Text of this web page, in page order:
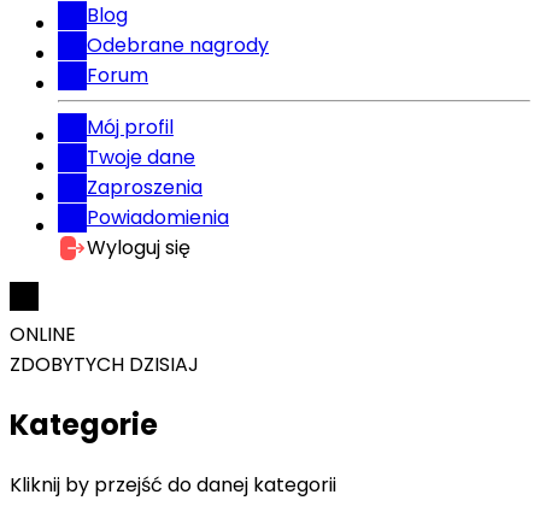
Blog
Odebrane nagrody
Forum
Mój profil
Twoje dane
Zaproszenia
Powiadomienia
Wyloguj się
ONLINE
ZDOBYTYCH DZISIAJ
Kategorie
Kliknij by przejść do danej kategorii